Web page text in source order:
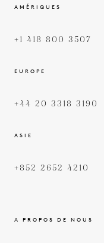
AMÉRIQUES
+1 418 800 3507
EUROPE
+44 20 3318 3190
ASIE
+852 2652 4210
A PROPOS DE NOUS